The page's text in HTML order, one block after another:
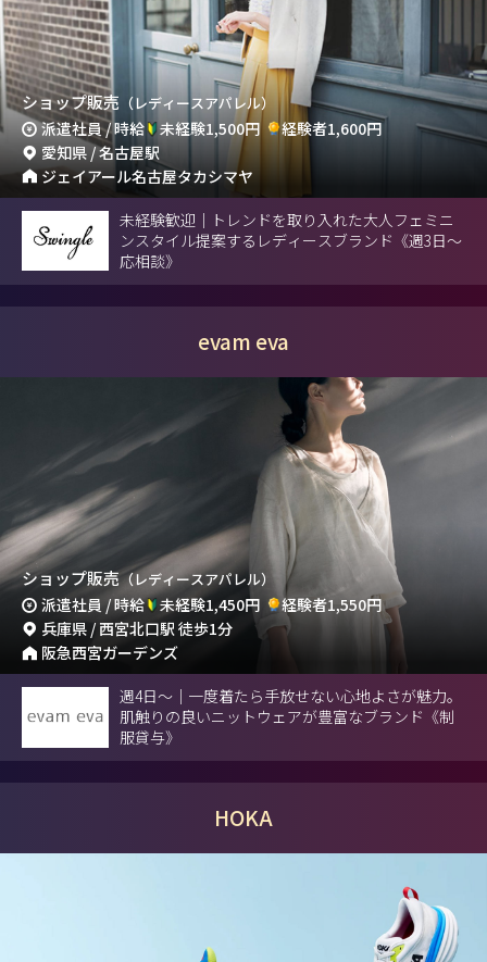
ショップ販売 （レディースアパレル）
派遣社員 / 時給 未経験1,500円
経験者1,600円
愛知県 / 名古屋駅
ジェイアール名古屋タカシマヤ
未経験歓迎｜トレンドを取り入れた大人フェミニ
ンスタイル提案するレディースブランド《週3日～
応相談》
evam eva
ショップ販売（レディースアパレル）
派遣社員 / 時給 未経験1,450円
経験者1,550円
兵庫県 / 西宮北口駅 徒歩1分
阪急西宮ガーデンズ
週4日～｜一度着たら手放せない心地よさが魅力。
肌触りの良いニットウェアが豊富なブランド《制
服貸与》
HOKA